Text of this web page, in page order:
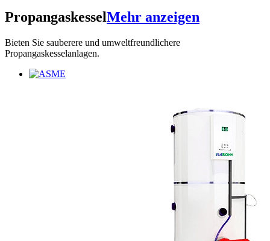
PropangaskesselMehr anzeigen
Bieten Sie sauberere und umweltfreundlichere
Propangaskesselanlagen.